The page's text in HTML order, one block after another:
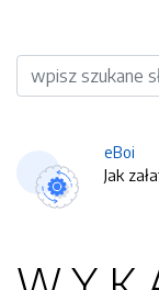
Wyszukiwarka
eBoi
Jak